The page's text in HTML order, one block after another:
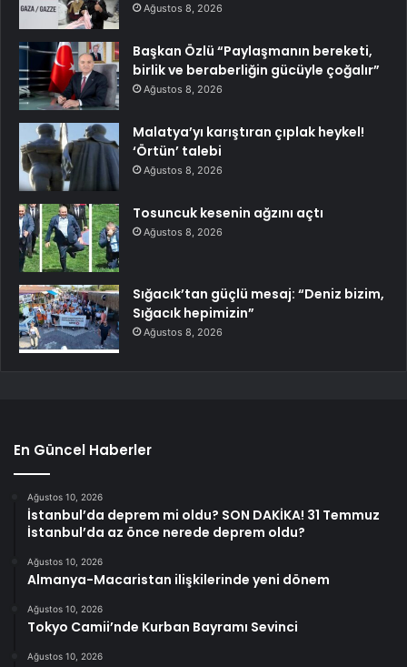
Ağustos 8, 2026
Başkan Özlü “Paylaşmanın bereketi,
birlik ve beraberliğin gücüyle çoğalır”
Ağustos 8, 2026
Malatya’yı karıştıran çıplak heykel!
‘Örtün’ talebi
Ağustos 8, 2026
Tosuncuk kesenin ağzını açtı
Ağustos 8, 2026
Sığacık’tan güçlü mesaj: “Deniz bizim,
Sığacık hepimizin”
Ağustos 8, 2026
En Güncel Haberler
Ağustos 10, 2026
İstanbul’da deprem mi oldu? SON DAKİKA! 31 Temmuz
İstanbul’da az önce nerede deprem oldu?
Ağustos 10, 2026
Almanya-Macaristan ilişkilerinde yeni dönem
Ağustos 10, 2026
Tokyo Camii’nde Kurban Bayramı Sevinci
Ağustos 10, 2026